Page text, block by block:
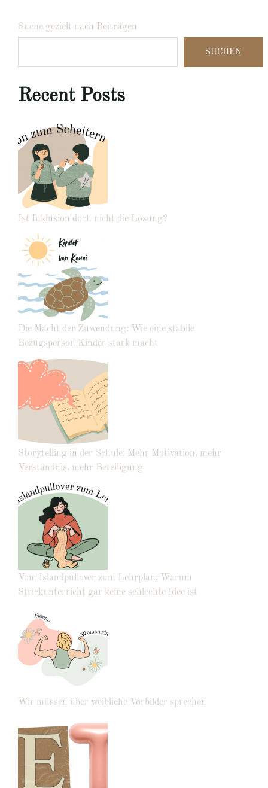
Suche gezielt nach Beiträgen
SUCHEN
Recent Posts
Ist Inklusion doch nicht die Lösung?
Die Macht der Zuwendung: Wie eine stabile
Bezugsperson Kinder stark macht
Storytelling in der Schule: Mehr Motivation, mehr
Verständnis, mehr Beteiligung
Vom Islandpullover zum Lehrplan: Warum
Strickunterricht gar keine schlechte Idee ist
Wir müssen über weibliche Vorbilder sprechen